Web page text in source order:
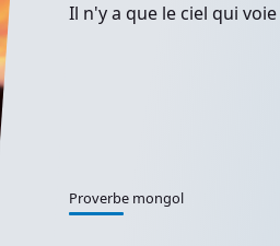
Il n'y a que le ciel qui
Proverbe mongol